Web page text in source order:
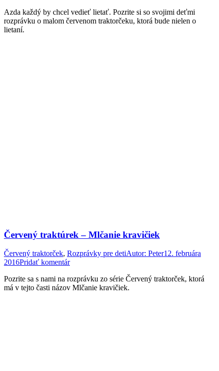
Azda každý by chcel vedieť lietať. Pozrite si so svojimi deťmi
rozprávku o malom červenom traktorčeku, ktorá bude nielen o
lietaní.
Červený traktúrek – Mlčanie kravičiek
Červený traktorček, Rozprávky pre detiAutor: Peter12. februára
2016Pridať komentár
Pozrite sa s nami na rozprávku zo série Červený traktorček, ktorá
má v tejto časti názov Mlčanie kravičiek.